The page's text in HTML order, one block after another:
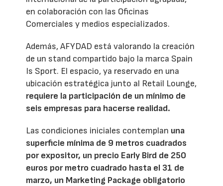
en colaboración con las Oficinas
Comerciales y medios especializados.
Además, AFYDAD está valorando la creación
de un stand compartido bajo la marca Spain
Is Sport. El espacio, ya reservado en una
ubicación estratégica junto al Retail Lounge,
requiere la participación de un mínimo de
seis empresas para hacerse realidad.
Las condiciones iniciales contemplan una
superficie mínima de 9 metros cuadrados
por expositor, un precio Early Bird de 250
euros por metro cuadrado hasta el 31 de
marzo, un Marketing Package obligatorio